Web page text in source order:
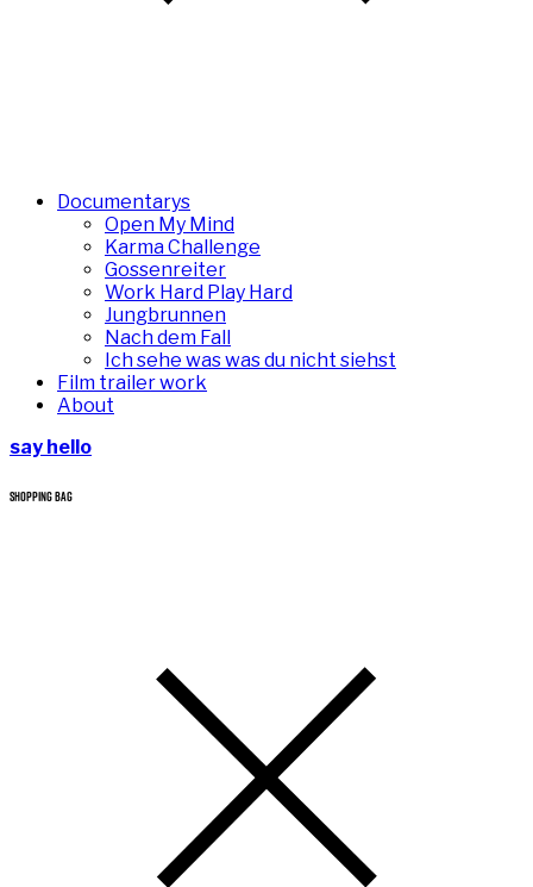
Documentarys
Open My Mind
Karma Challenge
Gossenreiter
Work Hard Play Hard
Jungbrunnen
Nach dem Fall
Ich sehe was was du nicht siehst
Film trailer work
About
say hello
SHOPPING BAG